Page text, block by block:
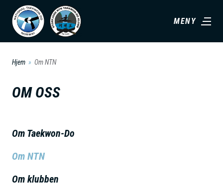
MENY
Hjem Om NTN
OM OSS
Om Taekwon-Do
Om NTN
Om klubben